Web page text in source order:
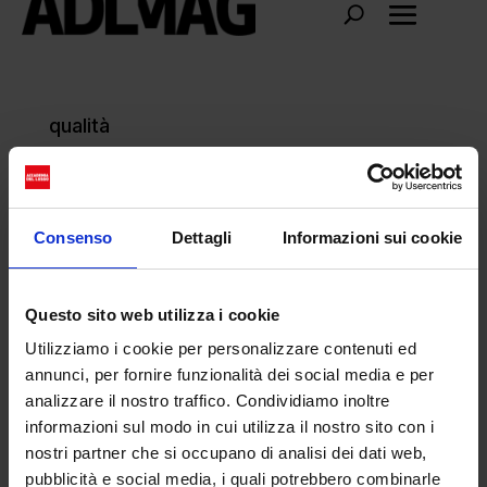
Consenso Dettagli Informazioni sui cookie
Questo sito web utilizza i cookie
Utilizziamo i cookie per personalizzare contenuti ed
annunci, per fornire funzionalità dei social media e per
analizzare il nostro traffico. Condividiamo inoltre
informazioni sul modo in cui utilizza il nostro sito con i
nostri partner che si occupano di analisi dei dati web,
pubblicità e social media, i quali potrebbero combinarle
qualità